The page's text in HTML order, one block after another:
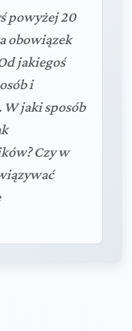
powyżej 20
obowiązek
jakiegoś
i
W jaki sposób
Czy w